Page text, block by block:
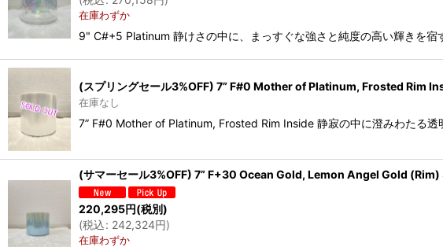
在庫わずか
9" C#+5 Platinum 静けさの中に、まっすぐな強さと純度の高い輝きを
(スプリングセール3%OFF) 7” F#0 Mother of Platinum, Frosted
在庫なし
7” F#0 Mother of Platinum, Frosted Rim Inside 静寂の中に澄みわたる
(サマーセール3%OFF) 7” F+30 Ocean Gold, Lemon Angel Gold
220,295円(税別)
(税込: 242,324円)
在庫わずか